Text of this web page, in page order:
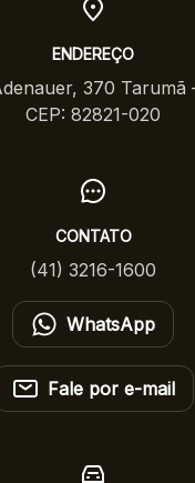
ENDEREÇO
370 Tarumã
CEP: 82821-020
CONTATO
(41) 3216-1600
WhatsApp
Fale por e-mail